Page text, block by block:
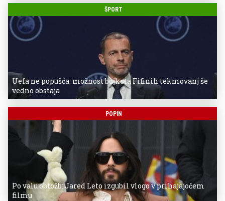
ŠPORT
Uefa ne popušča: možnost bojkota Fifinih tekmovanj še
vedno obstaja
POPIN
Po valu obtožb: Jared Leto izgubil vlogo v prihajajočem
filmu